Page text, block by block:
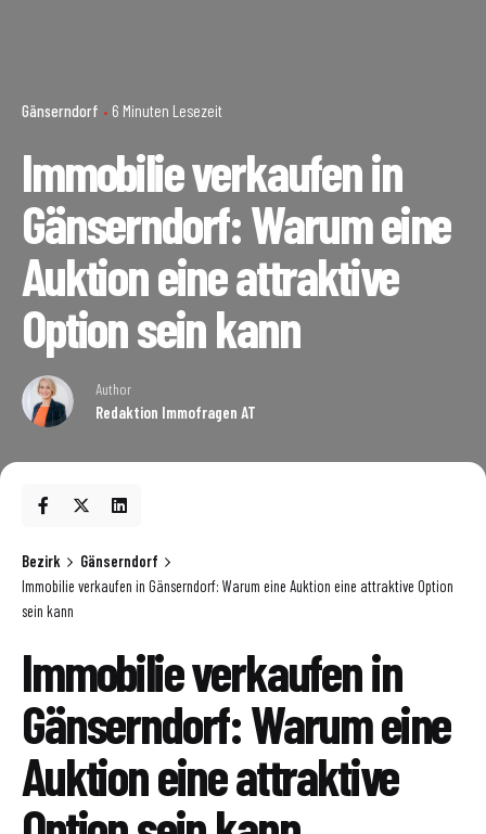
Gänserndorf 6 Minuten Lesezeit
Immobilie verkaufen in
Gänserndorf: Warum eine
Auktion eine attraktive
Option sein kann
Author
Redaktion Immofragen AT
Bezirk
Gänserndorf
Immobilie verkaufen in Gänserndorf: Warum eine Auktion eine attraktive Option
sein kann
Immobilie verkaufen in
Gänserndorf: Warum eine
Auktion eine attraktive